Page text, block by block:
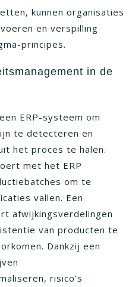
kunnen organisaties
en verspilling
principes.
in de
ERP-systeem om
te detecteren en
het proces te halen.
met het ERP
om te
vallen. Een
afwijkingsverdelingen
van producten te
Dankzij een
risico’s